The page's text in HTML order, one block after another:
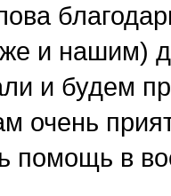
и нашим)
и будем
очень
помощь в